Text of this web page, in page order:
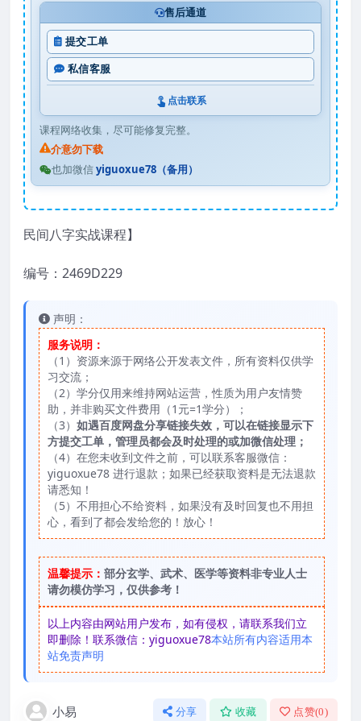
售后通道
提交工单
私信客服
点击联系
课程网络收集，尽可能修复完整。
介意勿下载
也加微信yiguoxue78（备用）
民间八字实战课程】
编号：2469D229
声明：
服务说明：
（1）资源来源于网络公开发表文件，所有资料仅供学
习交流；
（2）学分仅用来维持网站运营，性质为用户友情赞
助，并非购买文件费用（1元=1学分）；
（3） 如遇百度网盘分享链接失效，可以在链接显示下
方提交工单，管理员都会及时处理的或加微信处理；
（4）在您未收到文件之前，可以联系客服微信：
yiguoxue78 进行退款；如果已经获取资料是无法退款
请悉知！
（5）不用担心不给资料，如果没有及时回复也不用担
心，看到了都会发给您的！放心！
温馨提示： 部分玄学、武术、医学等资料非专业人士
请勿模仿学习，仅供参考！
以上内容由网站用户发布，如有侵权，请联系我们立
即删除！联系微信：yiguoxue78本站所有内容适用本
站免责声明
小易 分享 收藏 点赞(0)